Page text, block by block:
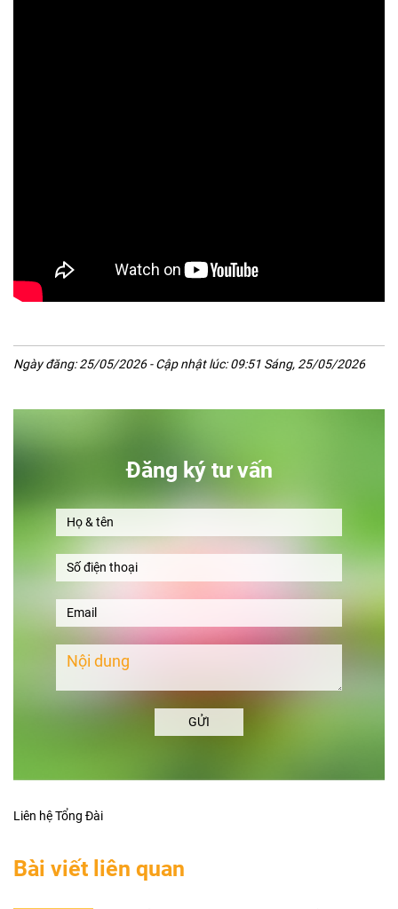
Ngày đăng: 25/05/2026 - Cập nhật lúc: 09:51 Sáng, 25/05/2026
Đăng ký tư vấn
GỬI
Liên hệ Tổng Đài
Bài viết liên quan